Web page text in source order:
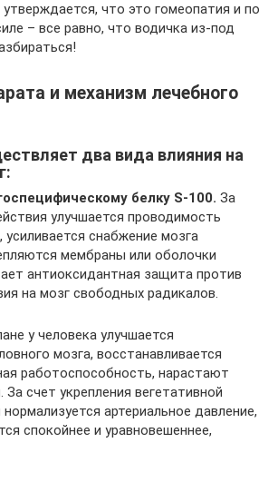
что это гомеопатия и по
– все равно, что водичка из-под
и механизм лечебного
два вида влияния на
белку S-100. За
улучшается проводимость
усиливается снабжение мозга
мембраны или оболочки
антиоксидантная защита против
на мозг свободных радикалов.
у человека улучшается
мозга, восстанавливается
работоспособность, нарастают
счет укрепления вегетативной
артериальное давление,
спокойнее и уравновешеннее,